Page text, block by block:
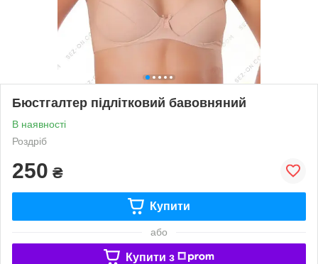
Бюстгалтер підлітковий бавовняний
В наявності
Роздріб
250 ₴
Купити
або
Купити з